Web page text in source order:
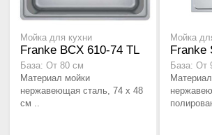
Мойка для кухни
Franke BCX 610-74 TL
База: От 80 см
Материал мойки
нержавеющая сталь, 74 х 48
см ..
Мойка
Franke
База: От